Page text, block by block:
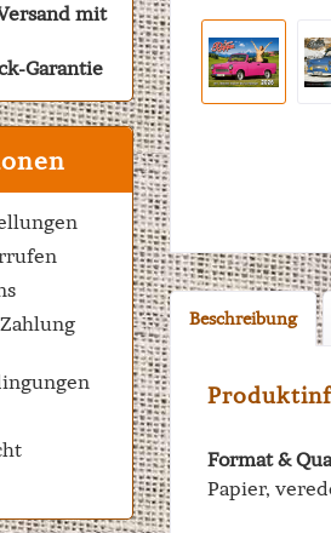
mit
Garantie
Beschreibung
Format &
Papier,